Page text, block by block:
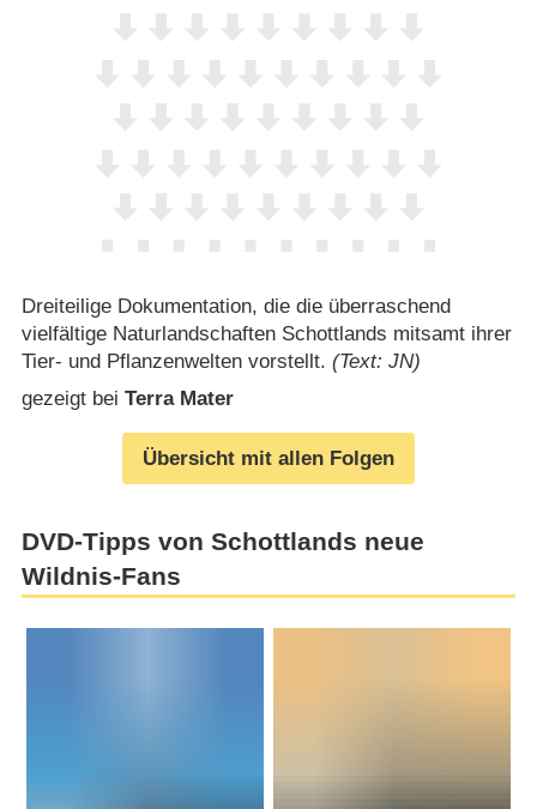
Dreiteilige Dokumentation, die die überraschend
vielfältige Naturlandschaften Schottlands mitsamt ihrer
Tier- und Pflanzenwelten vorstellt. (Text: JN)
gezeigt bei Terra Mater
Übersicht mit allen Folgen
DVD-Tipps von Schottlands neue
Wildnis-Fans